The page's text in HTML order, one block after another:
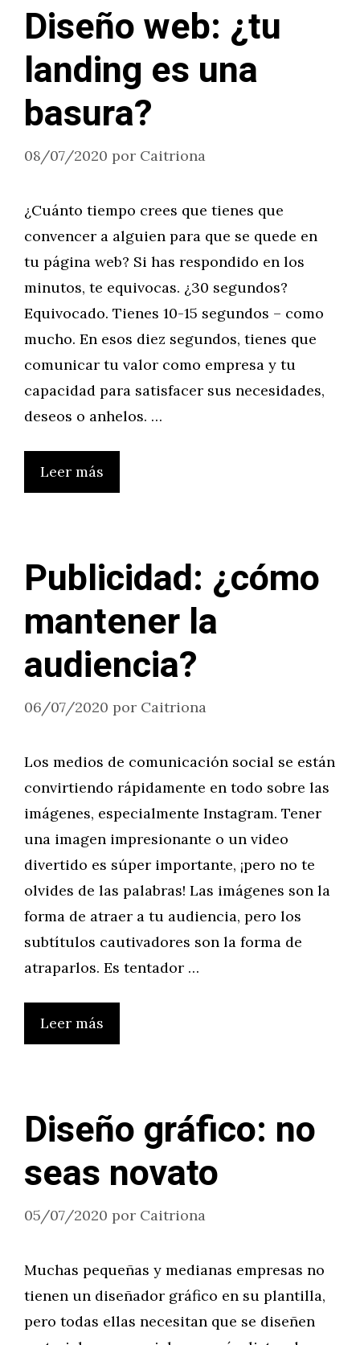
Diseño web: ¿tu
landing es una
basura?
08/07/2020 por Caitriona
¿Cuánto tiempo crees que tienes que
convencer a alguien para que se quede en
tu página web? Si has respondido en los
minutos, te equivocas. ¿30 segundos?
Equivocado. Tienes 10-15 segundos – como
mucho. En esos diez segundos, tienes que
comunicar tu valor como empresa y tu
capacidad para satisfacer sus necesidades,
deseos o anhelos. …
Leer más
Publicidad: ¿cómo
mantener la
audiencia?
06/07/2020 por Caitriona
Los medios de comunicación social se están
convirtiendo rápidamente en todo sobre las
imágenes, especialmente Instagram. Tener
una imagen impresionante o un video
divertido es súper importante, ¡pero no te
olvides de las palabras! Las imágenes son la
forma de atraer a tu audiencia, pero los
subtítulos cautivadores son la forma de
atraparlos. Es tentador …
Leer más
Diseño gráfico: no
seas novato
05/07/2020 por Caitriona
Muchas pequeñas y medianas empresas no
tienen un diseñador gráfico en su plantilla,
pero todas ellas necesitan que se diseñen